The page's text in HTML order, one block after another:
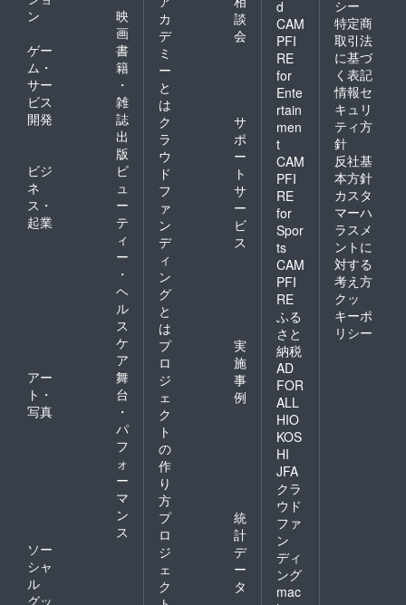
ろしく
お願い
しま
す。
ン
映
画
ゲー
ム・
サー
ビス
開発
書
籍
・
雑
誌
出
版
ビジ
ネ
ス・
起業
ビ
ュ
ー
テ
ィ
ー
・
ヘ
ル
ス
ケ
ア
アー
ト・
写真
舞
台
・
パ
フ
ォ
ー
マ
ン
ス
ソー
シャ
ル
グッ
カ
デ
ミ
ー
と
は
談
会
ク
ラ
ウ
ド
フ
ァ
ン
デ
ィ
ン
グ
と
は
サ
ポ
ー
ト
サ
ー
ビ
ス
プ
ロ
ジ
ェ
ク
ト
の
作
り
方
実
施
事
例
プ
ロ
ジ
ェ
ク
統
計
デ
ー
タ
d
CAM
PFI
RE
for
Ente
rtain
men
t
CAM
PFI
RE
for
Spor
ts
CAM
PFI
RE
ふる
さと
納税
AD
FOR
ALL
HIO
KOS
HI
JFA
クラ
ウド
ファ
ン
ディ
ング
mac
シー
特定商
取引法
に基づ
く表記
情報セ
キュリ
ティ方
針
反社基
本方針
カスタ
マーハ
ラスメ
ントに
対する
考え方
クッ
キーポ
リシー